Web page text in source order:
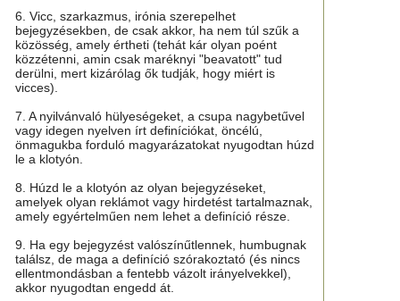
6. Vicc, szarkazmus, irónia szerepelhet
bejegyzésekben, de csak akkor, ha nem túl szűk a
közösség, amely értheti (tehát kár olyan poént
közzétenni, amin csak maréknyi "beavatott" tud
derülni, mert kizárólag ők tudják, hogy miért is
vicces).
7. A nyilvánvaló hülyeségeket, a csupa nagybetűvel
vagy idegen nyelven írt definíciókat, öncélú,
önmagukba forduló magyarázatokat nyugodtan húzd
le a klotyón.
8. Húzd le a klotyón az olyan bejegyzéseket,
amelyek olyan reklámot vagy hirdetést tartalmaznak,
amely egyértelműen nem lehet a definíció része.
9. Ha egy bejegyzést valószínűtlennek, humbugnak
találsz, de maga a definíció szórakoztató (és nincs
ellentmondásban a fentebb vázolt irányelvekkel),
akkor nyugodtan engedd át.